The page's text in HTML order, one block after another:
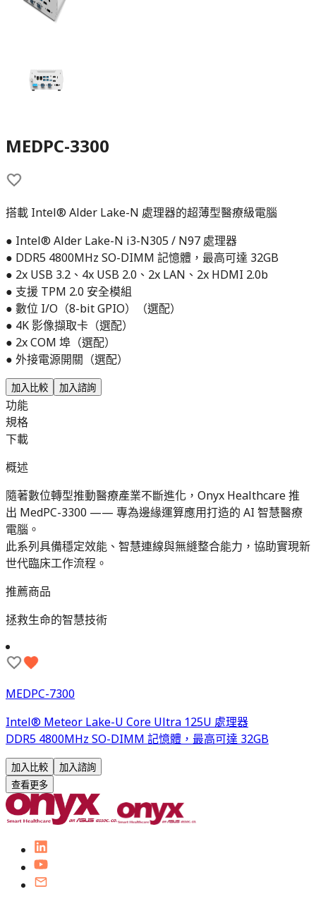
MEDPC-3300
搭載 Intel® Alder Lake-N 處理器的超薄型醫療級電腦
● Intel® Alder Lake-N i3-N305 / N97 處理器
● DDR5 4800MHz SO-DIMM 記憶體，最高可達 32GB
● 2x USB 3.2、4x USB 2.0、2x LAN、2x HDMI 2.0b
● 支援 TPM 2.0 安全模組
● 數位 I/O（8-bit GPIO）（選配）
● 4K 影像擷取卡（選配）
● 2x COM 埠（選配）
● 外接電源開關（選配）
加入比較 加入諮詢
功能
規格
下載
概述
隨著數位轉型推動醫療產業不斷進化，Onyx Healthcare 推
出 MedPC-3300 —— 專為邊緣運算應用打造的 AI 智慧醫療
電腦。
此系列具備穩定效能、智慧連線與無縫整合能力，協助實現新
世代臨床工作流程。
推薦商品
拯救生命的智慧技術
MEDPC-7300
Intel® Meteor Lake-U Core Ultra 125U 處理器
DDR5 4800MHz SO-DIMM 記憶體，最高可達 32GB
加入比較
加入諮詢
查看更多